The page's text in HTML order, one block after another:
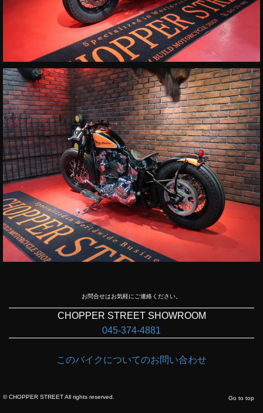
お問合せはお気軽にご連絡ください。
CHOPPER STREET SHOWROOM
045-374-4881
このバイクについてのお問い合わせ
©CHOPPER STREETAll rights reserved. Go to top